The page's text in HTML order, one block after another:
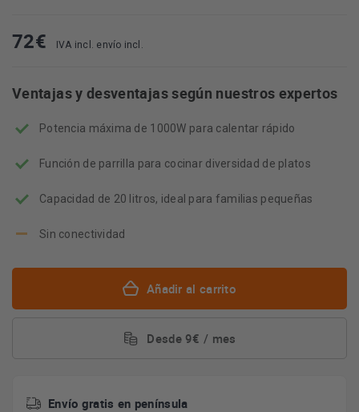
72€ IVA incl. envío incl.
Ventajas y desventajas según nuestros expertos
Potencia máxima de 1000W para calentar rápido
Función de parrilla para cocinar diversidad de platos
Capacidad de 20 litros, ideal para familias pequeñas
Sin conectividad
Añadir al carrito
Desde 9€ / mes
Envío gratis en península